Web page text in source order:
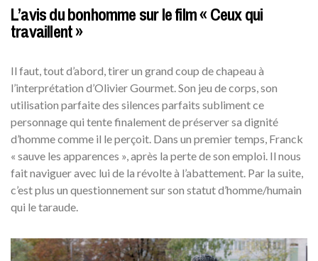
L’avis du bonhomme sur le film « Ceux qui
travaillent »
Il faut, tout d’abord, tirer un grand coup de chapeau à
l’interprétation d’Olivier Gourmet. Son jeu de corps, son
utilisation parfaite des silences parfaits subliment ce
personnage qui tente finalement de préserver sa dignité
d’homme comme il le perçoit. Dans un premier temps, Franck
« sauve les apparences », après la perte de son emploi. Il nous
fait naviguer avec lui de la révolte à l’abattement. Par la suite,
c’est plus un questionnement sur son statut d’homme/humain
qui le taraude.